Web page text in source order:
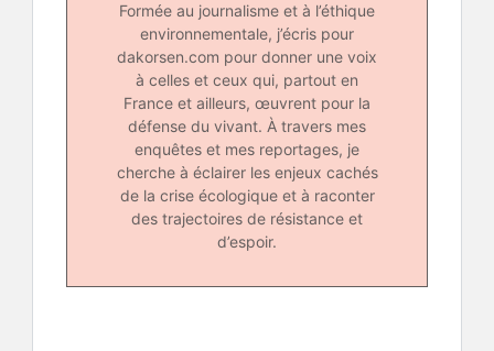
Formée au journalisme et à l’éthique
environnementale, j’écris pour
dakorsen.com pour donner une voix
à celles et ceux qui, partout en
France et ailleurs, œuvrent pour la
défense du vivant. À travers mes
enquêtes et mes reportages, je
cherche à éclairer les enjeux cachés
de la crise écologique et à raconter
des trajectoires de résistance et
d’espoir.